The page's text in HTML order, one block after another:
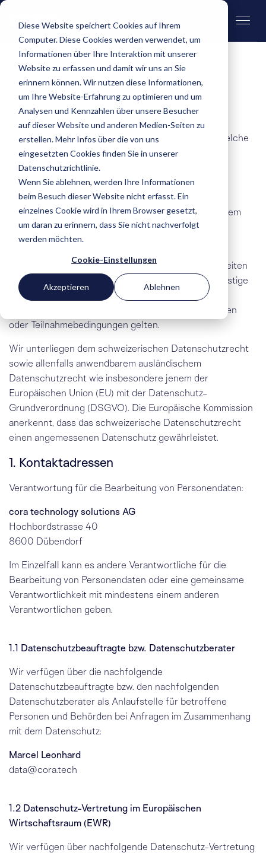
Diese Website speichert Cookies auf Ihrem
Computer. Diese Cookies werden verwendet, um
Informationen über Ihre Interaktion mit unserer
Website zu erfassen und damit wir uns an Sie
erinnern können. Wir nutzen diese Informationen,
um Ihre Website-Erfahrung zu optimieren und um
Analysen und Kennzahlen über unsere Besucher
auf dieser Website und anderen Medien-Seiten zu
erstellen. Mehr Infos über die von uns
eingesetzten Cookies finden Sie in unserer
Datenschutzrichtlinie.
Wenn Sie ablehnen, werden Ihre Informationen
beim Besuch dieser Website nicht erfasst. Ein
einzelnes Cookie wird in Ihrem Browser gesetzt,
um daran zu erinnern, dass Sie nicht nachverfolgt
werden möchten.
Cookie-Einstellungen
Akzeptieren Ablehnen
Datenschutz
Mit dieser Datenschutzerklärunginformieren wir, welche
Personendaten wir im Zusammenhang mit unseren
Aktivitäten und Tätigkeiten
www.cora.tech Website bearbeiten. Wir informieren
insbesondere, wofür, wie und wo wir welche
Personendaten bearbeiten. Wir informieren ausserdem
über die Rechte von Personen, deren Daten wir
bearbeiten.
Für einzelne oder zusätzliche Aktivitäten und Tätigkeiten
können weitere Datenschutzerklärungen sowie sonstige
rechtliche Dokumente wie Allgemeine
Geschäftsbedingungen (AGB), Nutzungsbedingungen
oder Teilnahmebedingungen gelten.
Wir unterliegen dem schweizerischen Datenschutzrecht
sowie allenfalls anwendbarem ausländischem
Datenschutzrecht wie insbesondere jenem der
Europäischen Union (EU) mit der Datenschutz-
Grundverordnung (DSGVO). Die Europäische Kommission
anerkennt, dass das schweizerische Datenschutzrecht
einen angemessenen Datenschutz gewährleistet.
1. Kontaktadressen
Verantwortung für die Bearbeitung von Personendaten:
cora technology solutions AG
Hochbordstrasse 40
8600 Dübendorf
Im Einzelfall kann es andere Verantwortliche für die
Bearbeitung von Personendaten oder eine gemeinsame
Verantwortlichkeit mit mindestens einem anderen
Verantwortlichen geben.
1.1 Datenschutzbeauftragte bzw. Datenschutzberater
Wir verfügen über die nachfolgende
Datenschutzbeauftragte bzw. den nachfolgenden
Datenschutzberater als Anlaufstelle für betroffene
Personen und Behörden bei Anfragen im Zusammenhang
mit dem Datenschutz:
Marcel Leonhard
data@cora.tech
1.2 Datenschutz-Vertretung im Europäischen
Wirtschaftsraum (EWR)
Wir verfügen über nachfolgende Datenschutz-Vertretung